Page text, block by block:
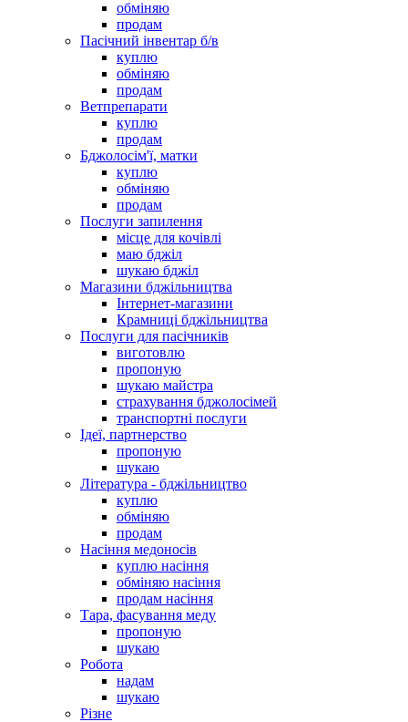
обміняю
продам
Пасічний інвентар б/в
куплю
обміняю
продам
Ветпрепарати
куплю
продам
Бджолосім'ї, матки
куплю
обміняю
продам
Послуги запилення
місце для кочівлі
маю бджіл
шукаю бджіл
Магазини бджільництва
Інтернет-магазини
Крамниці бджільництва
Послуги для пасічників
виготовлю
пропоную
шукаю майстра
страхування бджолосімей
транспортні послуги
Ідеї, партнерство
пропоную
шукаю
Література - бджільництво
куплю
обміняю
продам
Насіння медоносів
куплю насіння
обміняю насіння
продам насіння
Тара, фасування меду
пропоную
шукаю
Робота
надам
шукаю
Різне